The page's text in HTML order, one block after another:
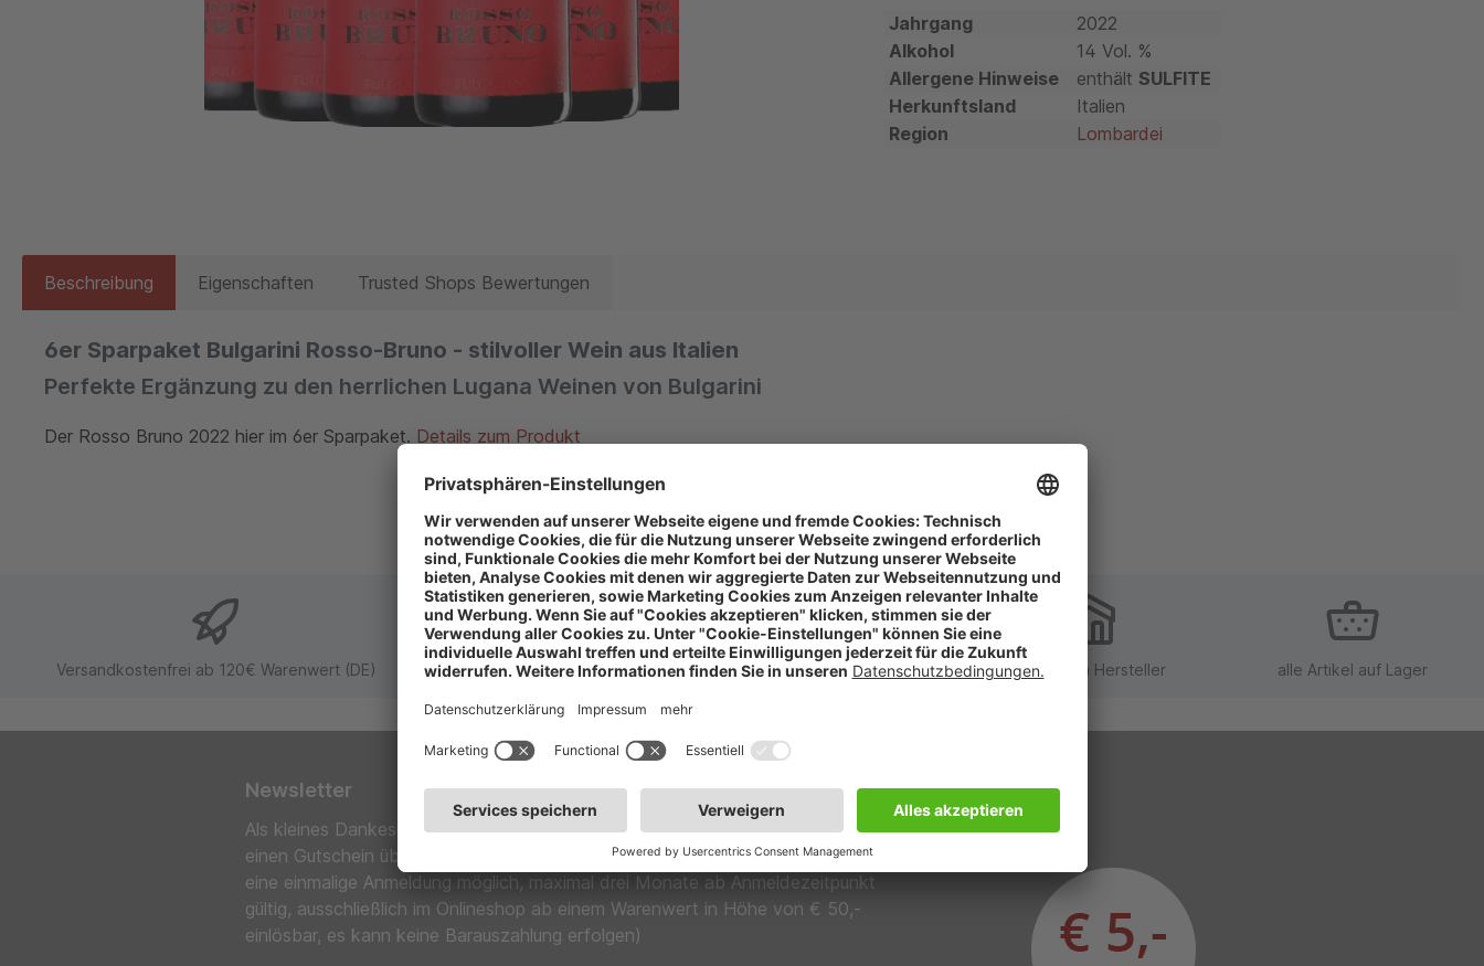
Jahrgang
2022
Alkohol
14 Vol. %
Allergene Hinweise
enthält SULFITE
Herkunftsland
Italien
Region
Lombardei
Beschreibung Eigenschaften Trusted Shops Bewertungen
6er Sparpaket Bulgarini Rosso-Bruno - stilvoller Wein aus Italien
Perfekte Ergänzung zu den herrlichen Lugana Weinen von Bulgarini
Der Rosso Bruno 2022 hier im 6er Sparpaket. Details zum Produkt
Versandkostenfrei ab 120€ Warenwert (DE) schneller Versand europaweite Lieferung direkt vom Hersteller alle Artikel auf Lager
Newsletter
Als kleines Dankeschön erhalten Sie für Ihre Anmeldung zu unserem Newsletter
einen Gutschein über € 5,00 für einen darauffolgenden Einkauf (pro Person nur
eine einmalige Anmeldung möglich, maximal drei Monate ab Anmeldezeitpunkt
gültig, ausschließlich im Onlineshop ab einem Warenwert in Höhe von € 50,-
einlösbar, es kann keine Barauszahlung erfolgen)